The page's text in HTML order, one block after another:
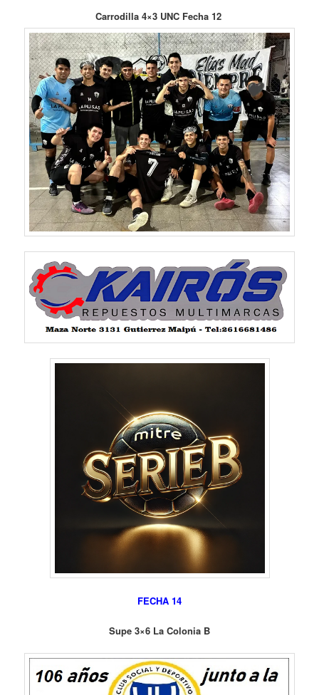
Carrodilla 4×3 UNC Fecha 12
FECHA 14
Supe 3×6 La Colonia B